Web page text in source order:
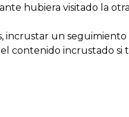
hubiera visitado la
incrustar un
incrustado si